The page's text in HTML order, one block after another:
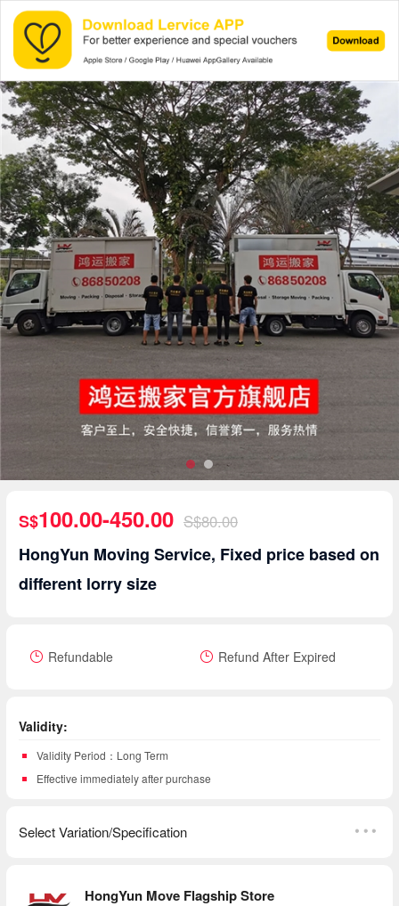
S$100.00-450.00 S$80.00
HongYun Moving Service, Fixed price based on
different lorry size
Refundable Refund After Expired
Validity:
Validity Period：Long Term
Effective immediately after purchase
Select Variation/Specification
HongYun Move Flagship Store